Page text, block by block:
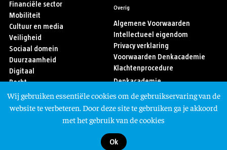
Financiële sector
Mobiliteit
Cultuur en media
Veiligheid
Sociaal domein
Duurzaamheid
Digitaal
Recht
Sport
Asiel en migratie
Overig
Algemene Voorwaarden
Intellectueel eigendom
Privacy verklaring
Voorwaarden Denkacademie
Klachtenprocedure
Denkacademie
Volg ons
Wij gebruiken essentiële cookies om de gebruikservaring van de
website te verbeteren. Door deze site te gebruiken ga je akkoord
met het gebruik van de cookies
Ok